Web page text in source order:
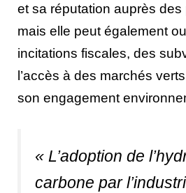
et sa réputation auprès
mais elle peut également
incitations fiscales, des
l’accès à des marchés
son engagement
« L’adoption de
carbone par